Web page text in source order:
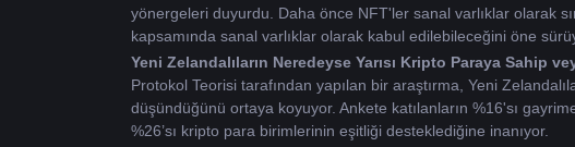
yönergeleri duyurdu. Daha önce NFT'ler sanal varlıklar olarak
kapsamında sanal varlıklar olarak kabul edilebileceğini öne
Yeni Zelandalıların Neredeyse Yarısı Kripto Paraya Sahip
Protokol Teorisi tarafından yapılan bir araştırma, Yeni
düşündüğünü ortaya koyuyor. Ankete katılanların %16'sı
%26’sı kripto para birimlerinin eşitliği desteklediğine inanıyor.